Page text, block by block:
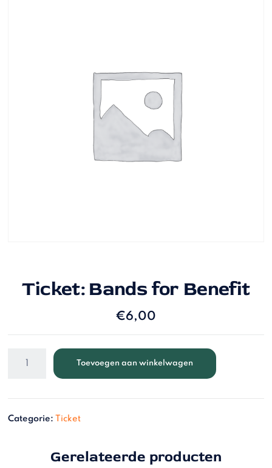
Ticket: Bands for Benefit
€6,00
Toevoegen aan winkelwagen
Categorie: Ticket
Gerelateerde producten